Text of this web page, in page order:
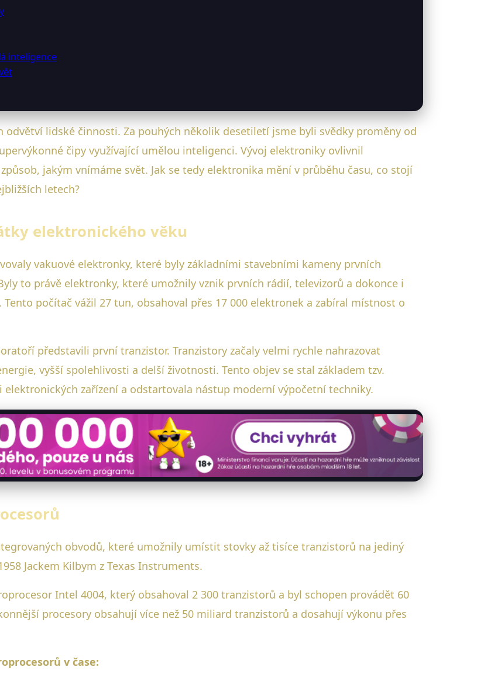
inteligence
odvětví lidské činnosti. Za pouhých několik desetiletí jsme byli svědky proměny od
čipy využívající umělou inteligenci. Vývoj elektroniky ovlivnil
jakým vnímáme svět. Jak se tedy elektronika mění v průběhu času, co stojí
letech?
elektronického věku
vakuové elektronky, které byly základními stavebními kameny prvních
to právě elektronky, které umožnily vznik prvních rádií, televizorů a dokonce i
počítač vážil 27 tun, obsahoval přes 17 000 elektronek a zabíral místnost o
představili první tranzistor. Tranzistory začaly velmi rychle nahrazovat
vyšší spolehlivosti a delší životnosti. Tento objev se stal základem tzv.
zařízení a odstartovala nástup moderní výpočetní techniky.
obvodů, které umožnily umístit stovky až tisíce tranzistorů na jediný
Jackem Kilbym z Texas Instruments.
Intel 4004, který obsahoval 2 300 tranzistorů a byl schopen provádět 60
procesory obsahují více než 50 miliard tranzistorů a dosahují výkonu přes
v čase: